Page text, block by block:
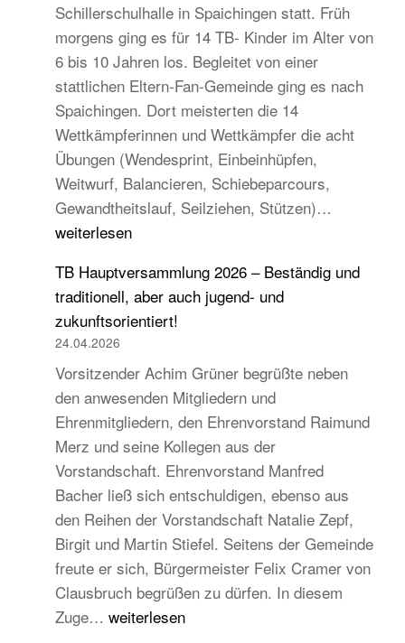
Schillerschulhalle in Spaichingen statt. Früh
morgens ging es für 14 TB- Kinder im Alter von
6 bis 10 Jahren los. Begleitet von einer
stattlichen Eltern-Fan-Gemeinde ging es nach
Spaichingen. Dort meisterten die 14
Wettkämpferinnen und Wettkämpfer die acht
Übungen (Wendesprint, Einbeinhüpfen,
Weitwurf, Balancieren, Schiebeparcours,
Gewandtheitslauf, Seilziehen, Stützen)…
beim
des
weiterlesen
TB Hauptversammlung 2026 – Beständig und
traditionell, aber auch jugend- und
zukunftsorientiert!
24.04.2026
Vorsitzender Achim Grüner begrüßte neben
den anwesenden Mitgliedern und
Ehrenmitgliedern, den Ehrenvorstand Raimund
Merz und seine Kollegen aus der
Vorstandschaft. Ehrenvorstand Manfred
Bacher ließ sich entschuldigen, ebenso aus
den Reihen der Vorstandschaft Natalie Zepf,
Birgit und Martin Stiefel. Seitens der Gemeinde
freute er sich, Bürgermeister Felix Cramer von
Clausbruch begrüßen zu dürfen. In diesem
Zuge… TB
weiterlesen